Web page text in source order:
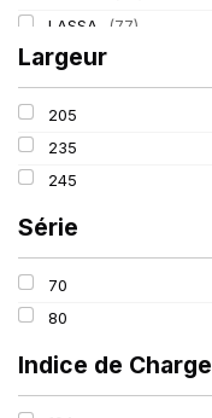
LASSA
(77)
LING LONG
MICHELIN (80)
PIRELLI
TIGAR
Largeur
205
235
245
Série
70
80
Indice de Charge